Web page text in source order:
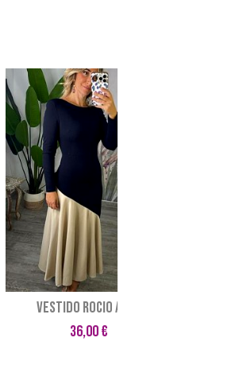
VESTIDO ROCIO AZUL
36,00 €